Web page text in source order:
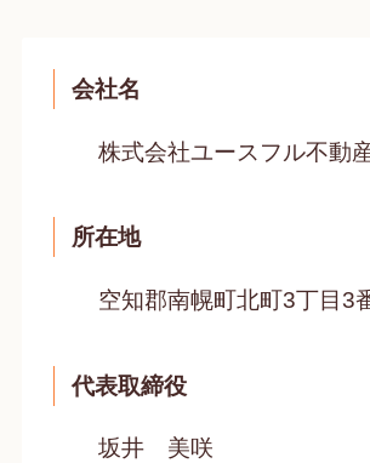
会社名
株式会社ユースフル不動
所在地
空知郡南幌町北町3丁目3
代表取締役
坂井 美咲